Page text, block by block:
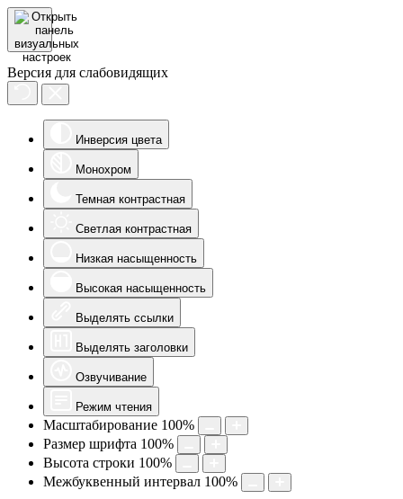
Версия для слабовидящих
Инверсия цвета
Монохром
Темная контрастная
Светлая контрастная
Низкая насыщенность
Высокая насыщенность
Выделять ссылки
Выделять заголовки
Озвучивание
Режим чтения
Масштабирование 100%
Размер шрифта 100%
Высота строки 100%
Межбуквенный интервал 100%